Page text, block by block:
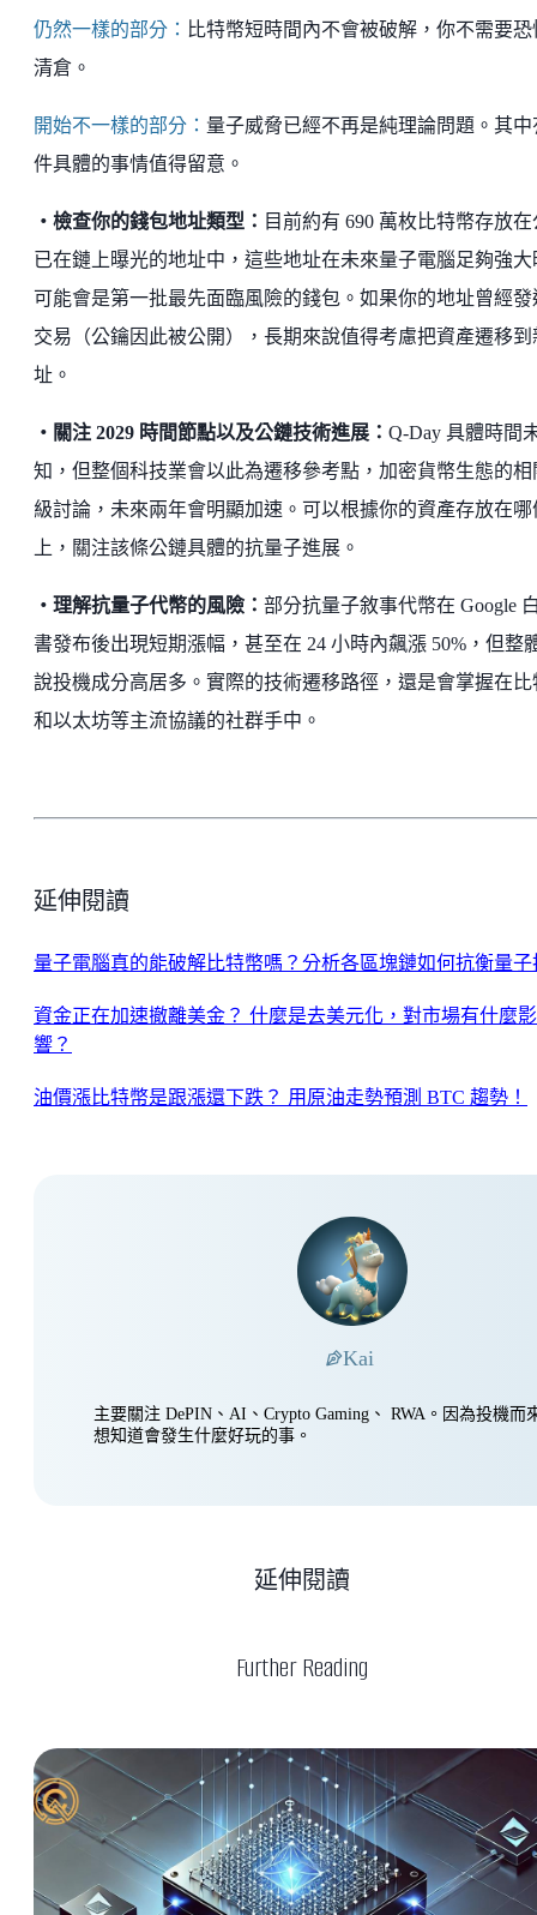
仍然一樣的部分： 比特幣短時間內不會被破解，你不需要恐
清倉。
開始不一樣的部分： 量子威脅已經不再是純理論問題。其中
件具體的事情值得留意。
・檢查你的錢包地址類型： 目前約有 690 萬枚比特幣存放在
已在鏈上曝光的地址中，這些地址在未來量子電腦足夠強大
可能會是第一批最先面臨風險的錢包。如果你的地址曾經發
交易（公鑰因此被公開），長期來說值得考慮把資產遷移到
址。
・關注 2029 時間節點以及公鏈技術進展： Q-Day 具體時間
知，但整個科技業會以此為遷移參考點，加密貨幣生態的相
級討論，未來兩年會明顯加速。可以根據你的資產存放在哪
上，關注該條公鏈具體的抗量子進展。
・理解抗量子代幣的風險： 部分抗量子敘事代幣在 Google
書發布後出現短期漲幅，甚至在 24 小時內飆漲 50%，但整
說投機成分高居多。實際的技術遷移路徑，還是會掌握在比
和以太坊等主流協議的社群手中。
延伸閱讀
量子電腦真的能破解比特幣嗎？分析各區塊鏈如何抗衡量子
資金正在加速撤離美金？ 什麼是去美元化，對市場有什麼影
響？
油價漲比特幣是跟漲還下跌？ 用原油走勢預測 BTC 趨勢！
Kai
主要關注 DePIN、AI、Crypto Gaming、 RWA。因為投機而
想知道會發生什麼好玩的事。
Further Reading
延伸閱讀